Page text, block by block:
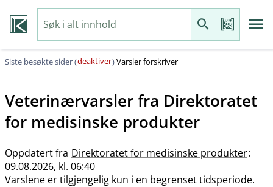
Siste besøkte sider (deaktiver)Varsler forskriver
Veterinærvarsler fra Direktoratet
for medisinske produkter
Oppdatert fra Direktoratet for medisinske produkter:
09.08.2026, kl. 06:40
Varslene er tilgjengelig kun i en begrenset tidsperiode.